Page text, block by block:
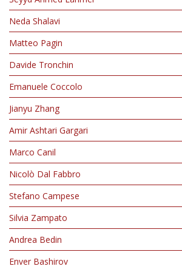
Alumni
Neda Shalavi
Matteo Pagin
Davide Tronchin
Emanuele Coccolo
Jianyu Zhang
Amir Ashtari Gargari
Marco Canil
Nicolò Dal Fabbro
Stefano Campese
Silvia Zampato
Andrea Bedin
Enver Bashirov